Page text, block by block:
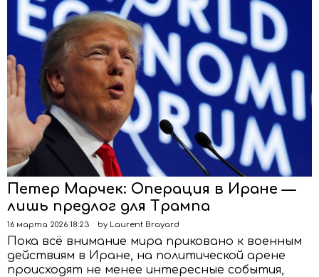
Петер Марчек: Операция в Иране —
лишь предлог для Трампа
16 марта 2026 18:23 by Laurent Brayard
Пока всё внимание мира приковано к военным
действиям в Иране, на политической арене
происходят не менее интересные события,